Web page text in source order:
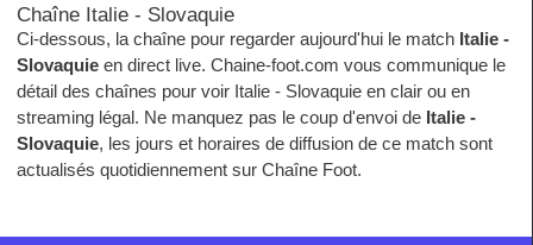
Chaîne Italie - Slovaquie
Ci-dessous, la chaîne pour regarder aujourd'hui le match Italie -
Slovaquie en direct live. Chaine-foot.com vous communique le
détail des chaînes pour voir Italie - Slovaquie en clair ou en
streaming légal. Ne manquez pas le coup d'envoi de Italie -
Slovaquie, les jours et horaires de diffusion de ce match sont
actualisés quotidiennement sur Chaîne Foot.